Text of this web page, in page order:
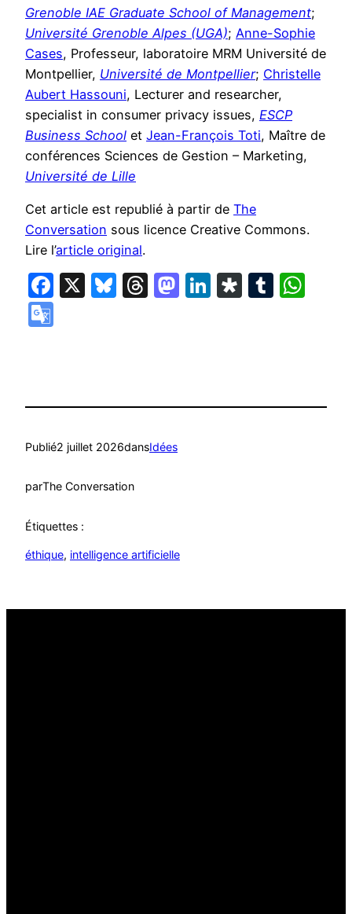
Grenoble IAE Graduate School of Management;
Université Grenoble Alpes (UGA); Anne-Sophie
Cases, Professeur, laboratoire MRM Université de
Montpellier, Université de Montpellier; Christelle
Aubert Hassouni, Lecturer and researcher,
specialist in consumer privacy issues, ESCP
Business School et Jean-François Toti, Maître de
conférences Sciences de Gestion – Marketing,
Université de Lille
Cet article est republié à partir de The
Conversation sous licence Creative Commons.
Lire l’article original.
Facebook
X Bluesky
Threads
Mastodon
LinkedIn
Diaspora
Publié2 juillet 2026dansIdées
parThe Conversation
Étiquettes :
éthique, intelligence artificielle